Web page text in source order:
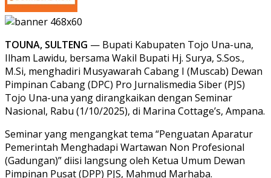
TOUNA, SULTENG — Bupati Kabupaten Tojo Una-una,
Ilham Lawidu, bersama Wakil Bupati Hj. Surya, S.Sos.,
M.Si, menghadiri Musyawarah Cabang I (Muscab) Dewan
Pimpinan Cabang (DPC) Pro Jurnalismedia Siber (PJS)
Tojo Una-una yang dirangkaikan dengan Seminar
Nasional, Rabu (1/10/2025), di Marina Cottage’s, Ampana.
Seminar yang mengangkat tema “Penguatan Aparatur
Pemerintah Menghadapi Wartawan Non Profesional
(Gadungan)” diisi langsung oleh Ketua Umum Dewan
Pimpinan Pusat (DPP) PJS, Mahmud Marhaba.